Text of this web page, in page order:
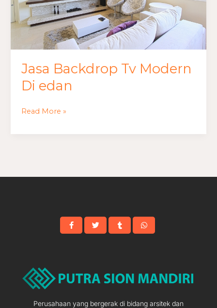
Jasa Backdrop Tv Modern
Di edan
Read More »
Perusahaan yang bergerak di bidang arsitek dan